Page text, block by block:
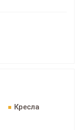
Кресла